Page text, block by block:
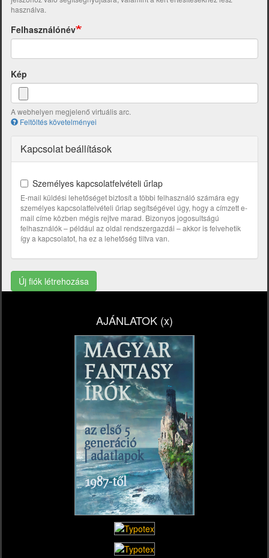
használva.
Felhasználónév
Kép
A webhelyen megjelenő virtuális arc.
Feltöltés követelményei
Kapcsolat beállítások
Személyes kapcsolatfelvételi űrlap
E-mail küldési lehetőséget biztosít a többi felhasználó számára egy
személyes kapcsolatfelvételi űrlap segítségével úgy, hogy a címzett e-
mail címe közben mégis rejtve marad. Bizonyos jogosultságú
felhasználók – például az oldal rendszergazdái – akkor is felvehetik
így a kapcsolatot, ha ez a lehetőség tiltva van.
Új fiók létrehozása
AJÁNLATOK (x)